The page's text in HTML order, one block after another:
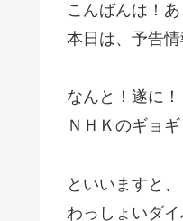
こんばんは！あ
本日は、予告情
なんと！遂に
ＮＨＫのギョ
といいますと、
わっしょいダ